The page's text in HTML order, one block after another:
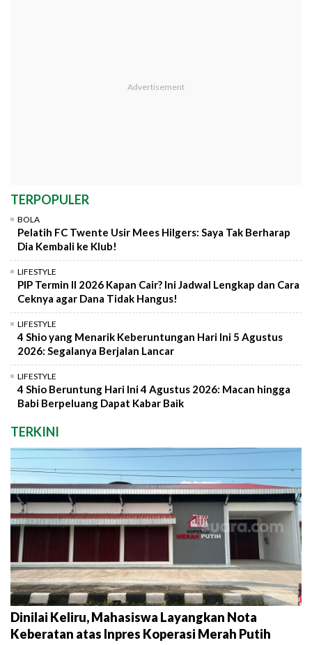
TERPOPULER
BOLA
Pelatih FC Twente Usir Mees Hilgers: Saya Tak Berharap
Dia Kembali ke Klub!
LIFESTYLE
PIP Termin II 2026 Kapan Cair? Ini Jadwal Lengkap dan Cara
Ceknya agar Dana Tidak Hangus!
LIFESTYLE
4 Shio yang Menarik Keberuntungan Hari Ini 5 Agustus
2026: Segalanya Berjalan Lancar
LIFESTYLE
4 Shio Beruntung Hari Ini 4 Agustus 2026: Macan hingga
Babi Berpeluang Dapat Kabar Baik
TERKINI
Dinilai Keliru, Mahasiswa Layangkan Nota
Keberatan atas Inpres Koperasi Merah Putih